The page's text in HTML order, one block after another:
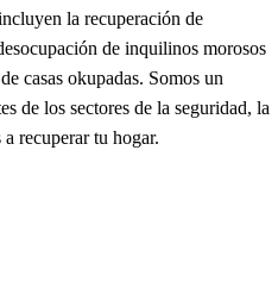
la recuperación de
de inquilinos morosos
casas okupadas. Somos un
de los sectores de la seguridad, la
recuperar tu hogar.